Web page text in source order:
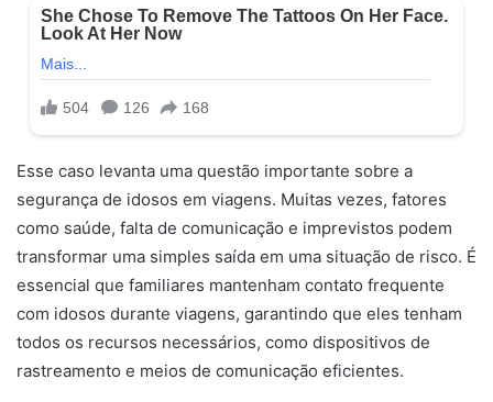
Esse caso levanta uma questão importante sobre a
segurança de idosos em viagens. Muitas vezes, fatores
como saúde, falta de comunicação e imprevistos podem
transformar uma simples saída em uma situação de risco. É
essencial que familiares mantenham contato frequente
com idosos durante viagens, garantindo que eles tenham
todos os recursos necessários, como dispositivos de
rastreamento e meios de comunicação eficientes.